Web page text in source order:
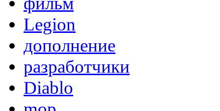
Legion
дополнение
разработчики
Diablo